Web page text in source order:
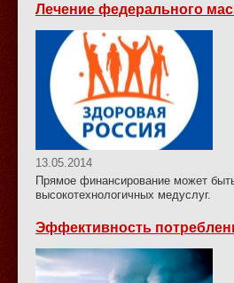
Лечение федерального
13.05.2014
Прямое финансирование может
высокотехнологичных медуслуг.
Эффективность